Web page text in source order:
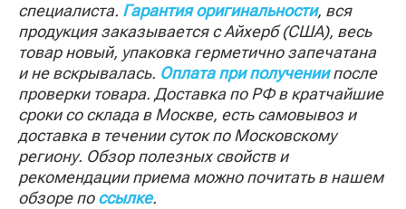
специалиста. Гарантия оригинальности, вся
продукция заказывается с Айхерб (США), весь
товар новый, упаковка герметично запечатана
и не вскрывалась. Оплата при получениипосле
проверки товара. Доставка по РФ в кратчайшие
сроки со склада в Москве, есть самовывоз и
доставка в течении суток по Московскому
региону. Обзор полезных свойств и
рекомендации приема можно почитать в нашем
обзоре поссылке.